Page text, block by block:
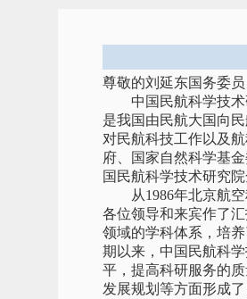
尊敬的刘延东国务委
中国民航科学技术
是我国由民航大国向
对民航科技工作以及
府、国家自然科学基
国民航科学技术研究
从1986年北京航空
各位领导和来宾作了
领域的学科体系，培
期以来，中国民航科
平，提高科研服务的
发展规划等方面形成